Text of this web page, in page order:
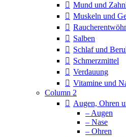
Mund und
Muskeln und
Salben
Schlaf und
Schmerzmittel
Verdauung
Vitamine und
Column 2
Augen, Ohren
– Augen
– Nase
– Ohren